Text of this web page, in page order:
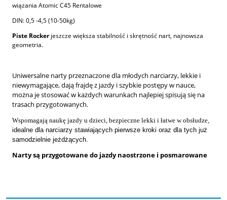
wiązania Atomic C45 Rentalowe
DIN: 0,5 -4,5 (10-50kg)
Piste Rockerjeszcze większa stabilność i skrętność nart, najnowsza
geometria.
Uniwersalne narty przeznaczone dla młodych narciarzy, lekkie i
niewymagające, dają frajdę z jazdy i szybkie postępy w nauce,
można je stosować w każdych warunkach najlepiej spisują się na
trasach przygotowanych.
Wspomagają naukę jazdy u dzieci, bezpieczne lekki i łatwe w obsłudze,
idealne dla narciarzy stawiających pierwsze kroki oraz dla tych już
samodzielnie jeżdżących.
Narty są przygotowane do jazdy naostrzone i posmarowane